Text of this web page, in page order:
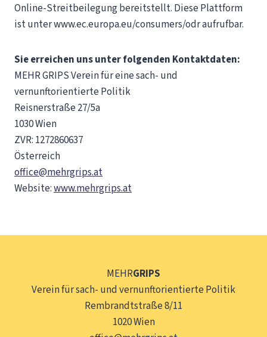
Online-Streitbeilegung bereitstellt. Diese Plattform
ist unter www.ec.europa.eu/consumers/odr aufrufbar.
Sie erreichen uns unter folgenden Kontaktdaten:
MEHR GRIPS Verein für eine sach- und
vernunftorientierte Politik
Reisnerstraße 27/5a
1030 Wien
ZVR: 1272860637
Österreich
office@mehrgrips.at
Website:www.mehrgrips.at
MEHRGRIPS
Verein für sach- und vernunftorientierte Politik
Rembrandtstraße 8/11
1020 Wien